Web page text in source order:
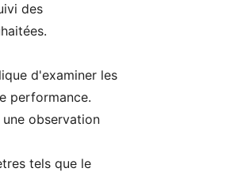
des
d'examiner les
performance.
observation
tels que le